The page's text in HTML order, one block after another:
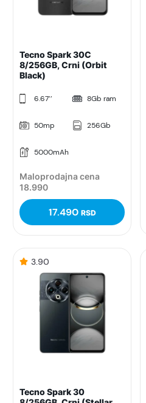
Tecno Spark 30C
8/256GB, Crni (Orbit
Black)
6.67’’ 8Gb ram
50mp 256Gb
5000mAh
Maloprodajna cena
18.990
17.490 RSD
3.90
Tecno Spark 30